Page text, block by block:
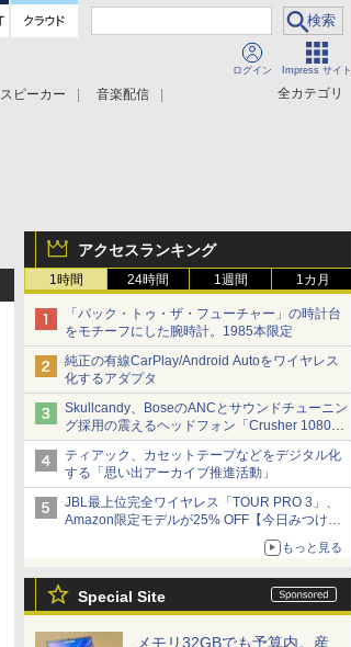
ログイン Impress サイト
全カテゴリ
スピーカー
音楽配信
アクセスランキング
1時間 24時間 1週間 1カ月
「バック・トゥ・ザ・フューチャー」の時計台
をモチーフにした腕時計。1985本限定
純正の有線CarPlay/Android Autoをワイヤレス
化するアダプタ
Skullcandy、BoseのANCとサウンドチューニン
グ採用の震えるヘッドフォン「Crusher 1080
ANC」
ティアック、カセットテープなどをデジタル化
する「思い出アーカイブ推進活動」
JBL最上位完全ワイヤレス「TOUR PRO 3」、
Amazon限定モデルが25% OFF【今日みつけた
もっと見る
Special Site
メモリ32GBでも予算内。産